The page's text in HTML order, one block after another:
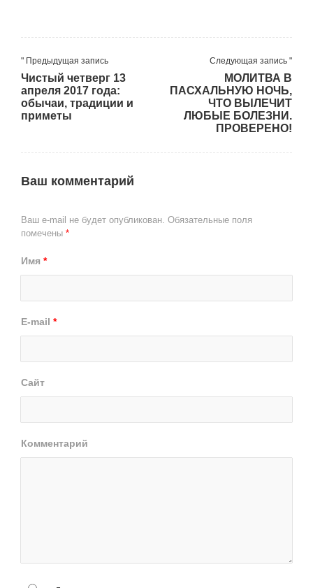
" Предыдущая запись
Чистый четверг 13
апреля 2017 года:
обычаи, традиции и
приметы
Следующая запись "
МОЛИТВА В
ПАСХАЛЬНУЮ НОЧЬ,
ЧТО ВЫЛЕЧИТ
ЛЮБЫЕ БОЛЕЗНИ.
ПРОВЕРЕНО!
Ваш комментарий
Ваш e-mail не будет опубликован. Обязательные поля
помечены *
Имя *
E-mail *
Сайт
Комментарий